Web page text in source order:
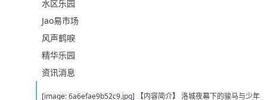
水区乐园
Jao易市场
风声鹤唳
精华乐园
资讯消息
[image: 6a6efae9b52c9.jpg] 【内容简介】 洛城夜幕下的骏马与少年